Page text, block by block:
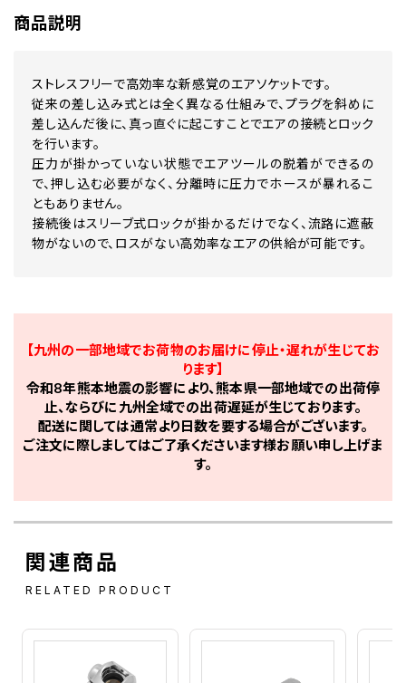
商品説明
ストレスフリーで高効率な新感覚のエアソケットです。
従来の差し込み式とは全く異なる仕組みで、プラグを斜めに
差し込んだ後に、真っ直ぐに起こすことでエアの接続とロック
を行います。
圧力が掛かっていない状態でエアツールの脱着ができるの
で、押し込む必要がなく、分離時に圧力でホースが暴れるこ
ともありません。
接続後はスリーブ式ロックが掛かるだけでなく、流路に遮蔽
物がないので、ロスがない高効率なエアの供給が可能です。
【九州の一部地域でお荷物のお届けに停止・遅れが生じてお
ります】
令和8年熊本地震の影響により、熊本県一部地域での出荷停
止、ならびに九州全域での出荷遅延が生じております。
配送に関しては通常より日数を要する場合がございます。
ご注文に際しましてはご了承くださいます様お願い申し上げま
す。
関連商品
RELATED PRODUCT